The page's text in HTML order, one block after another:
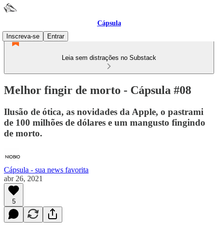
Cápsula
Inscreva-se
Entrar
Leia sem distrações no Substack
Melhor fingir de morto - Cápsula #08
Ilusão de ótica, as novidades da Apple, o pastrami
de 100 milhões de dólares e um mangusto fingindo
de morto.
Cápsula - sua news favorita
abr 26, 2021
5